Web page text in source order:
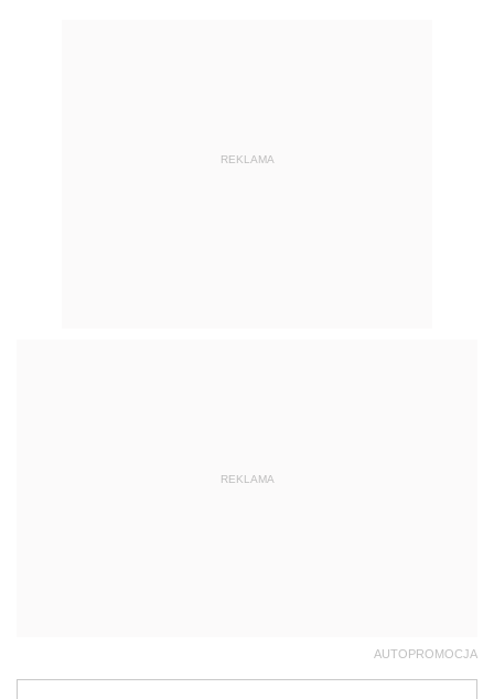
REKLAMA
REKLAMA
AUTOPROMOCJA